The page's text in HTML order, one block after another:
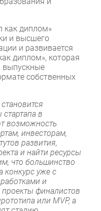
как диплом»
и высшего
и развивается
диплом», которая
выпускные
собственных
в
возможность
инвесторам,
развития,
и найти ресурсы
что большинство
конкурс уже с
и
финалистов
или MVP, а